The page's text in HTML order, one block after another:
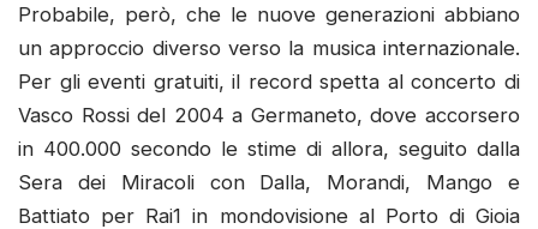
Probabile, però, che le nuove generazioni abbiano
un approccio diverso verso la musica internazionale.
Per gli eventi gratuiti, il record spetta al concerto di
Vasco Rossi del 2004 a Germaneto, dove accorsero
in 400.000 secondo le stime di allora, seguito dalla
Sera dei Miracoli con Dalla, Morandi, Mango e
Battiato per Rai1 in mondovisione al Porto di Gioia